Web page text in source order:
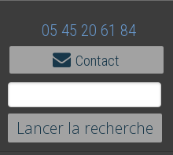
05 45 20 61 84
Contact